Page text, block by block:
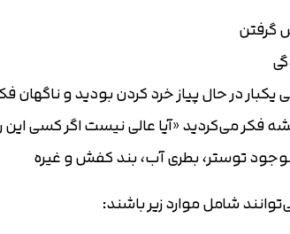
گرفتن
یکبار در حال پیاز خرد کردن بودید و
می‌کردید «آیا عالی نیست اگر کسی این
توستر، بطری آب، بند کفش و غیره
شامل موارد زیر باشند: